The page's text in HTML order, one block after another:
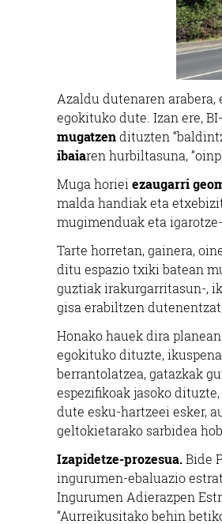
Azaldu dutenaren arabera,
egokituko dute. Izan ere,
mugatzendituzten
ibaiaren hurbiltasuna,
Muga horieiezaugarri
malda handiak eta
mugimenduak eta
Tarte horretan, gainera,
ditu espazio txiki batean
guztiak irakurgarritasun-,
gisa erabiltzen
Honako hauek dira
egokituko dituzte,
berrantolatzea, gatazkak
espezifikoak jasoko
dute esku-hartzeei esker,
geltokietarako sarbidea
Izapidetze-prozesua.Bide
ingurumen-ebaluazio
Ingurumen Adierazpen
“Aurreikusitako behin